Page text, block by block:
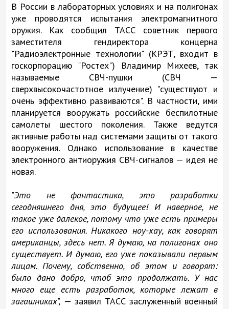
В России в лабораторных условиях и на полигонах
уже проводятся испытания электромагнитного
оружия. Как сообщил ТАСС советник первого
заместителя гендиректора концерна
"Радиоэлектронные технологии" (КРЭТ, входит в
госкорпорацию "Ростех") Владимир Михеев, так
называемые СВЧ-пушки (СВЧ —
сверхвысокочастотное излучение) "существуют и
очень эффективно развиваются". В частности, ими
планируется вооружать российские беспилотные
самолеты шестого поколения. Также ведутся
активные работы над системами защиты от такого
вооружения. Однако использование в качестве
электронного антиоружия СВЧ-сигналов — идея не
новая.
"Это не фантастика, это разработки
сегодняшнего дня, это будущее! И наверное, не
такое уже далекое, потому что уже есть примеры
его использования. Никакого ноу-хау, как говорят
американцы, здесь нет. Я думаю, на полигонах оно
существует. И думаю, его уже показывали первым
лицам. Почему, собственно, об этом и говорят:
было дано добро, чтоб это продолжать. У нас
много еще есть разработок, которые лежат в
загашниках", — заявил ТАСС заслуженный военный